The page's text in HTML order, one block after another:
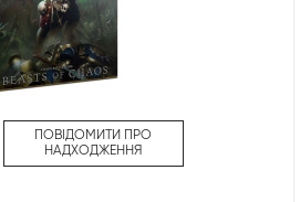
ПОВІДОМИТИ ПРО
НАДХОДЖЕННЯ